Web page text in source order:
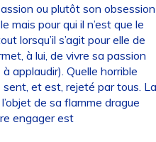
ou plutôt son obsession
mais pour qui il n’est que le
lorsqu’il s’agit pour elle de
à lui, de vivre sa passion
applaudir). Quelle horrible
et est, rejeté par tous. La
de sa flamme drague
engager est